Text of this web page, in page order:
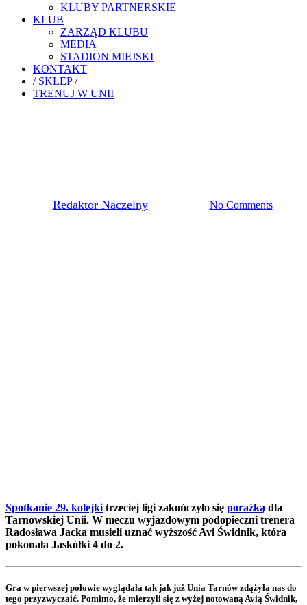
KLUBY PARTNERSKIE
KLUB
ZARZĄD KLUBU
MEDIA
STADION MIEJSKI
KONTAKT
/ SKLEP /
TRENUJ W UNII
Redaktor Naczelny21 maja, 2023 No Comments
Spotkanie 29. kolejki trzeciej ligi zakończyło się porażką dla
Tarnowskiej Unii. W meczu wyjazdowym podopieczni trenera
Radosława Jacka musieli uznać wyższość Avi Świdnik, która
pokonała Jaskółki 4 do 2.
Gra w pierwszej połowie wyglądała tak jak już Unia Tarnów zdążyła nas do
tego przyzwyczaić. Pomimo, że mierzyli się z wyżej notowaną Avią Świdnik,